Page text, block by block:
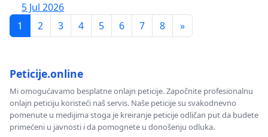
5 Jul 2026
1
2 3 4 5 6 7 8 »
Peticije.online
Mi omogućavamo besplatne onlajn peticije. Započnite profesionalnu
onlajn peticiju koristeći naš servis. Naše peticije su svakodnevno
pomenute u medijima stoga je kreiranje peticije odličan put da budete
primećeni u javnosti i da pomognete u donošenju odluka.